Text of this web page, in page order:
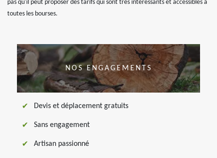
pas qu'il peut proposer des tarifs qui sont très intéressants et accessibles à
toutes les bourses.
NOS ENGAGEMENTS
Devis et déplacement gratuits
Sans engagement
Artisan passionné